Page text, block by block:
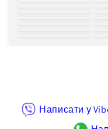
Написати у